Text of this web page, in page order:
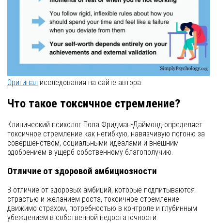
Оригинал исследования на сайте автора
Что такое токсичное стремление?
Клинический психолог Пола Фридман-Даймонд определяет
токсичное стремление как негибкую, навязчивую погоню за
совершенством, социальными идеалами и внешним
одобрением в ущерб собственному благополучию.
Отличие от здоровой амбициозности
В отличие от здоровых амбиций, которые подпитываются
страстью и желанием роста, токсичное стремление
движимо страхом, потребностью в контроле и глубинным
убеждением в собственной недостаточности.